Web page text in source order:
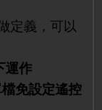
定義，可以
運作
免設定遙控